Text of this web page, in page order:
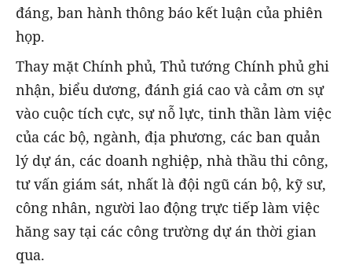
đáng, ban hành thông báo kết luận của phiên
họp.
Thay mặt Chính phủ, Thủ tướng Chính phủ ghi
nhận, biểu dương, đánh giá cao và cảm ơn sự
vào cuộc tích cực, sự nỗ lực, tinh thần làm việc
của các bộ, ngành, địa phương, các ban quản
lý dự án, các doanh nghiệp, nhà thầu thi công,
tư vấn giám sát, nhất là đội ngũ cán bộ, kỹ sư,
công nhân, người lao động trực tiếp làm việc
hăng say tại các công trường dự án thời gian
qua.